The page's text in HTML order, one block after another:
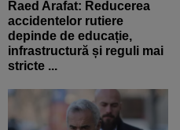
Raed Arafat: Reducerea
accidentelor rutiere
depinde de educație,
infrastructură și reguli mai
stricte ...